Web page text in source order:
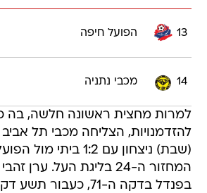
13 הפועל חיפה
14 מכבי נתניה
למרות מחצית ראשונה חלשה, בה
להזדמנויות, הצליחה מכבי תל
(שבת) ניצחון עם 1:2
המחזור ה-24 בליגת העל.
בפנדל בדקה ה-71,